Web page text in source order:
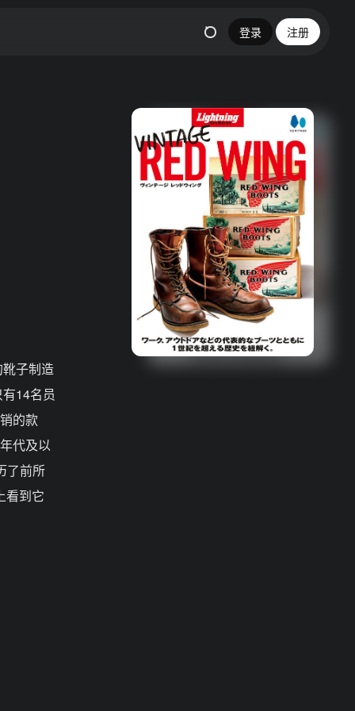
登录 注册
子制造
14名员
的款
代及以
了前所
看到它